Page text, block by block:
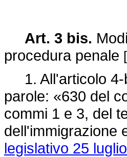
Art. 3 bis.
procedura penale
1. All'articolo 4-
parole: «630 del
commi 1 e 3, del
dell'immigrazione
legislativo 25